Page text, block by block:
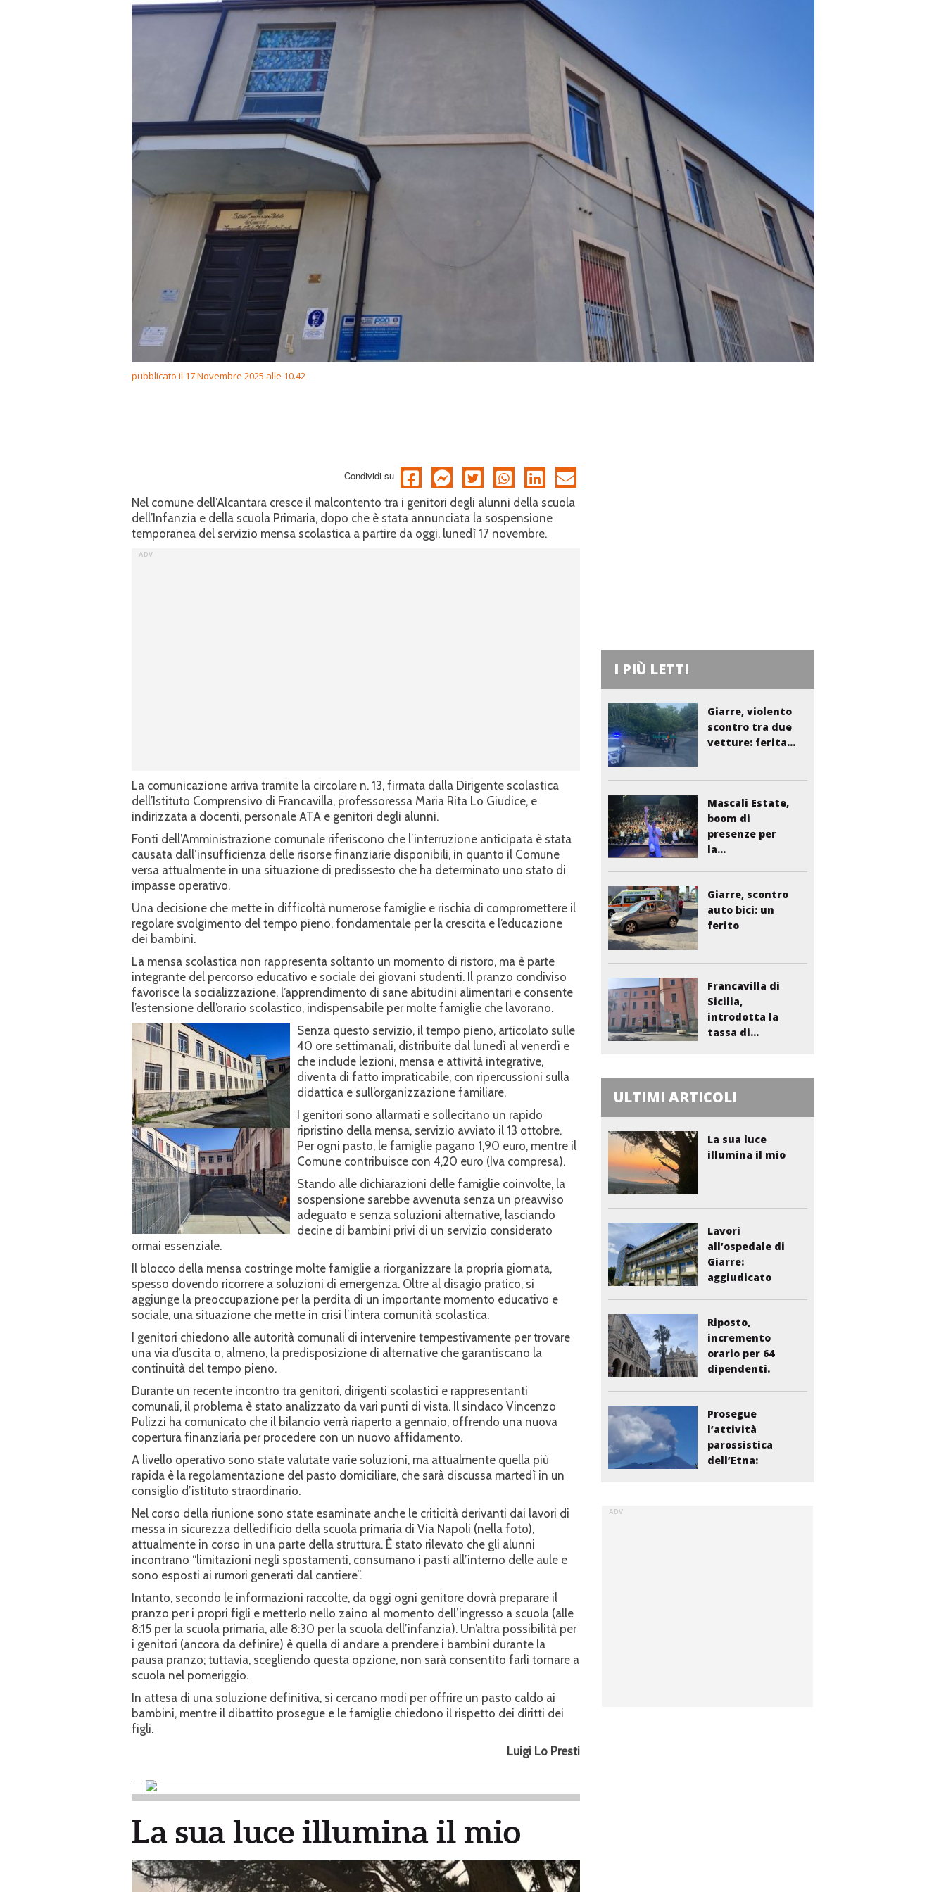
pubblicato il 17 Novembre 2025 alle 10.42
Condividi su
Nel comune dell’Alcantara cresce il malcontento tra i genitori degli alunni della scuola
dell’Infanzia e della scuola Primaria, dopo che è stata annunciata la sospensione
temporanea del servizio mensa scolastica a partire da oggi, lunedì 17 novembre.
La comunicazione arriva tramite la circolare n. 13, firmata dalla Dirigente scolastica
dell’Istituto Comprensivo di Francavilla, professoressa Maria Rita Lo Giudice, e
indirizzata a docenti, personale ATA e genitori degli alunni.
Fonti dell’Amministrazione comunale riferiscono che l’interruzione anticipata è stata
causata dall’insufficienza delle risorse finanziarie disponibili, in quanto il Comune
versa attualmente in una situazione di predissesto che ha determinato uno stato di
impasse operativo.
Una decisione che mette in difficoltà numerose famiglie e rischia di compromettere il
regolare svolgimento del tempo pieno, fondamentale per la crescita e l’educazione
dei bambini.
La mensa scolastica non rappresenta soltanto un momento di ristoro, ma è parte
integrante del percorso educativo e sociale dei giovani studenti. Il pranzo condiviso
favorisce la socializzazione, l’apprendimento di sane abitudini alimentari e consente
l’estensione dell’orario scolastico, indispensabile per molte famiglie che lavorano.
Senza questo servizio, il tempo pieno, articolato sulle
40 ore settimanali, distribuite dal lunedì al venerdì e
che include lezioni, mensa e attività integrative,
diventa di fatto impraticabile, con ripercussioni sulla
didattica e sull’organizzazione familiare.
I genitori sono allarmati e sollecitano un rapido
ripristino della mensa, servizio avviato il 13 ottobre.
Per ogni pasto, le famiglie pagano 1,90 euro, mentre il
Comune contribuisce con 4,20 euro (Iva compresa).
Stando alle dichiarazioni delle famiglie coinvolte, la
sospensione sarebbe avvenuta senza un preavviso
adeguato e senza soluzioni alternative, lasciando
decine di bambini privi di un servizio considerato
ormai essenziale.
Il blocco della mensa costringe molte famiglie a riorganizzare la propria giornata,
spesso dovendo ricorrere a soluzioni di emergenza. Oltre al disagio pratico, si
aggiunge la preoccupazione per la perdita di un importante momento educativo e
sociale, una situazione che mette in crisi l’intera comunità scolastica.
I genitori chiedono alle autorità comunali di intervenire tempestivamente per trovare
una via d’uscita o, almeno, la predisposizione di alternative che garantiscano la
continuità del tempo pieno.
Durante un recente incontro tra genitori, dirigenti scolastici e rappresentanti
comunali, il problema è stato analizzato da vari punti di vista. Il sindaco Vincenzo
Pulizzi ha comunicato che il bilancio verrà riaperto a gennaio, offrendo una nuova
copertura finanziaria per procedere con un nuovo affidamento.
A livello operativo sono state valutate varie soluzioni, ma attualmente quella più
rapida è la regolamentazione del pasto domiciliare, che sarà discussa martedì in un
consiglio d’istituto straordinario.
Nel corso della riunione sono state esaminate anche le criticità derivanti dai lavori di
messa in sicurezza dell’edificio della scuola primaria di Via Napoli (nella foto),
attualmente in corso in una parte della struttura. È stato rilevato che gli alunni
incontrano “limitazioni negli spostamenti, consumano i pasti all’interno delle aule e
sono esposti ai rumori generati dal cantiere”.
Intanto, secondo le informazioni raccolte, da oggi ogni genitore dovrà preparare il
pranzo per i propri figli e metterlo nello zaino al momento dell’ingresso a scuola (alle
8:15 per la scuola primaria, alle 8:30 per la scuola dell’infanzia). Un’altra possibilità per
i genitori (ancora da definire) è quella di andare a prendere i bambini durante la
pausa pranzo; tuttavia, scegliendo questa opzione, non sarà consentito farli tornare a
scuola nel pomeriggio.
In attesa di una soluzione definitiva, si cercano modi per offrire un pasto caldo ai
bambini, mentre il dibattito prosegue e le famiglie chiedono il rispetto dei diritti dei
figli.
Luigi Lo Presti
La sua luce illumina il mio
I PIÙ LETTI
Giarre, violento
scontro tra due
vetture: ferita...
Mascali Estate,
boom di
presenze per
la...
Giarre, scontro
auto bici: un
ferito
Francavilla di
Sicilia,
introdotta la
tassa di...
ULTIMI ARTICOLI
La sua luce
illumina il mio
Lavori
all’ospedale di
Giarre:
aggiudicato
Riposto,
incremento
orario per 64
dipendenti.
Prosegue
l’attività
parossistica
dell’Etna: